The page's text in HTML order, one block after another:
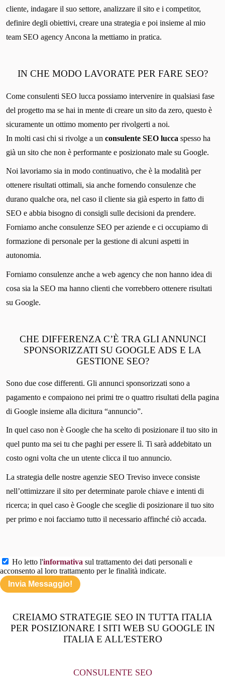
cliente, indagare il suo settore, analizzare il sito e i competitor,
definire degli obiettivi, creare una strategia e poi insieme al mio
team SEO agency Ancona la mettiamo in pratica.
IN CHE MODO LAVORATE PER FARE SEO?
Come consulenti SEO lucca possiamo intervenire in qualsiasi fase
del progetto ma se hai in mente di creare un sito da zero, questo è
sicuramente un ottimo momento per rivolgerti a noi.
In molti casi chi si rivolge a un consulente SEO lucca spesso ha
già un sito che non è performante e posizionato male su Google.
Noi lavoriamo sia in modo continuativo, che è la modalità per
ottenere risultati ottimali, sia anche fornendo consulenze che
durano qualche ora, nel caso il cliente sia già esperto in fatto di
SEO e abbia bisogno di consigli sulle decisioni da prendere.
Forniamo anche consulenze SEO per aziende e ci occupiamo di
formazione di personale per la gestione di alcuni aspetti in
autonomia.
Forniamo consulenze anche a web agency che non hanno idea di
cosa sia la SEO ma hanno clienti che vorrebbero ottenere risultati
su Google.
CHE DIFFERENZA C’È TRA GLI ANNUNCI
SPONSORIZZATI SU GOOGLE ADS E LA
GESTIONE SEO?
Sono due cose differenti. Gli annunci sponsorizzati sono a
pagamento e compaiono nei primi tre o quattro risultati della pagina
di Google insieme alla dicitura “annuncio”.
In quel caso non è Google che ha scelto di posizionare il tuo sito in
quel punto ma sei tu che paghi per essere lì. Ti sarà addebitato un
costo ogni volta che un utente clicca il tuo annuncio.
La strategia delle nostre agenzie SEO Treviso invece consiste
nell’ottimizzare il sito per determinate parole chiave e intenti di
ricerca; in quel caso è Google che sceglie di posizionare il tuo sito
per primo e noi facciamo tutto il necessario affinché ciò accada.
Ho letto l'informativa sul trattamento dei dati personali e
acconsento al loro trattamento per le finalità indicate.
CREIAMO STRATEGIE SEO IN TUTTA ITALIA
PER POSIZIONARE I SITI WEB SU GOOGLE IN
ITALIA E ALL'ESTERO
CONSULENTE SEO